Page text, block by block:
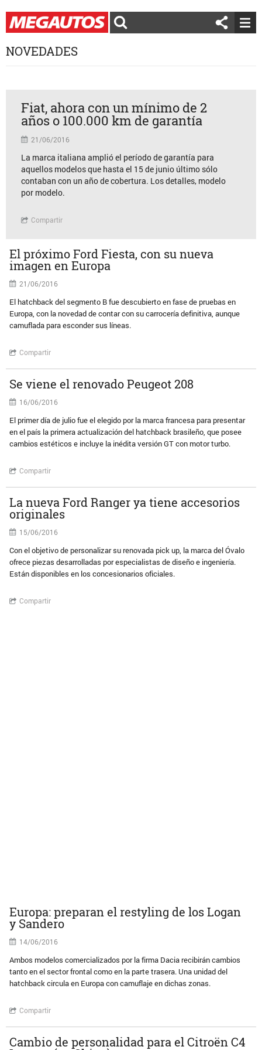
NOVEDADES
Fiat, ahora con un mínimo de 2
años o 100.000 km de garantía
21/06/2016
La marca italiana amplió el período de garantía para
aquellos modelos que hasta el 15 de junio último sólo
contaban con un año de cobertura. Los detalles, modelo
por modelo.
Compartir
El próximo Ford Fiesta, con su nueva
imagen en Europa
21/06/2016
El hatchback del segmento B fue descubierto en fase de pruebas en
Europa, con la novedad de contar con su carrocería definitiva, aunque
camuflada para esconder sus líneas.
Compartir
Se viene el renovado Peugeot 208
16/06/2016
El primer día de julio fue el elegido por la marca francesa para presentar
en el país la primera actualización del hatchback brasileño, que posee
cambios estéticos e incluye la inédita versión GT con motor turbo.
Compartir
La nueva Ford Ranger ya tiene accesorios
originales
15/06/2016
Con el objetivo de personalizar su renovada pick up, la marca del Óvalo
ofrece piezas desarrolladas por especialistas de diseño e ingeniería.
Están disponibles en los concesionarios oficiales.
Compartir
Europa: preparan el restyling de los Logan
y Sandero
14/06/2016
Ambos modelos comercializados por la firma Dacia recibirán cambios
tanto en el sector frontal como en la parte trasera. Una unidad del
hatchback circula en Europa con camuflaje en dichas zonas.
Compartir
Cambio de personalidad para el Citroën C4